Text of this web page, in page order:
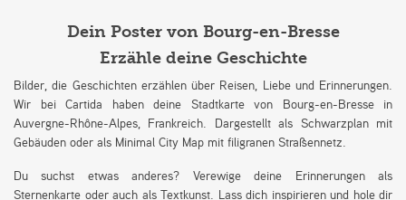
Dein Poster von Bourg-en-Bresse
Erzähle deine Geschichte
Bilder, die Geschichten erzählen über Reisen, Liebe und Erinnerungen.
Wir bei Cartida haben deine Stadtkarte von Bourg-en-Bresse in
Auvergne-Rhône-Alpes, Frankreich. Dargestellt als Schwarzplan mit
Gebäuden oder als Minimal City Map mit filigranen Straßennetz.
Du suchst etwas anderes? Verewige deine Erinnerungen als
Sternenkarte oder auch als Textkunst. Lass dich inspirieren und hole dir